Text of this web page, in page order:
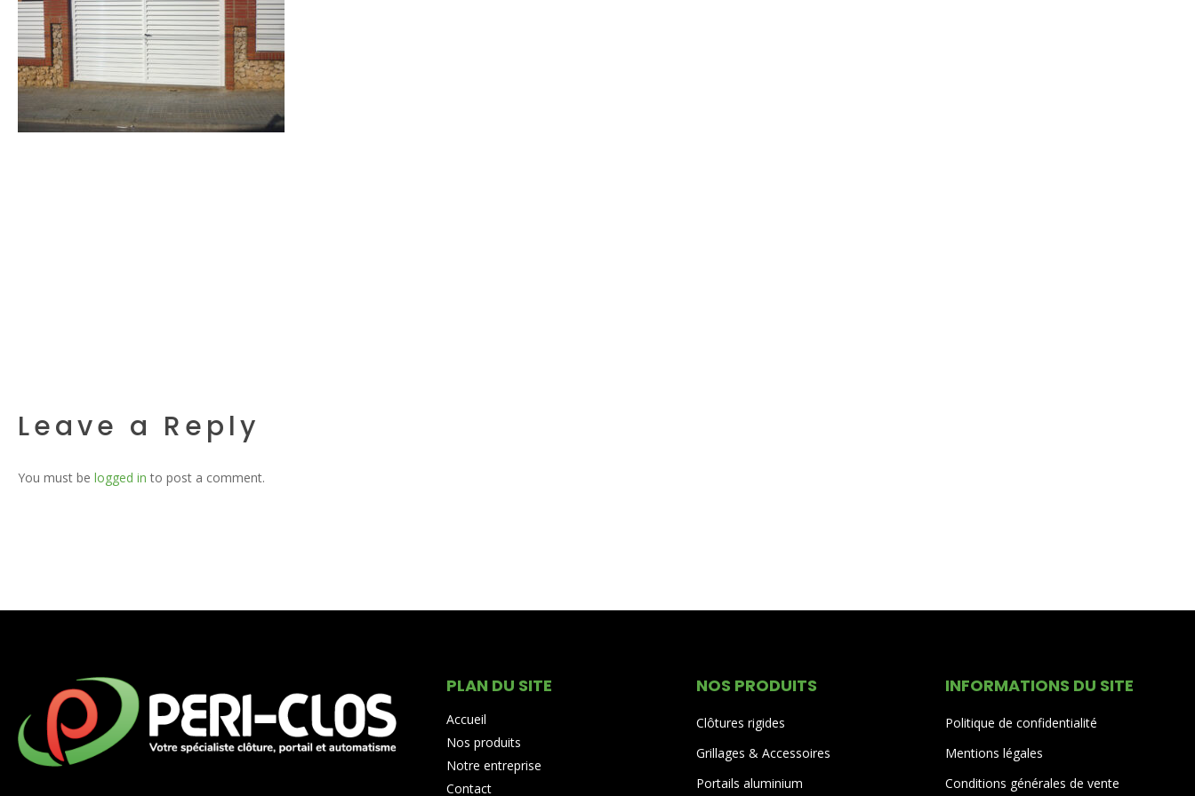
Leave a Reply
You must be logged in to post a comment.
PLAN DU SITE
Accueil
Nos produits
Notre entreprise
Contact
NOS PRODUITS
Clôtures rigides
Grillages & Accessoires
Portails aluminium
INFORMATIONS DU SITE
Politique de confidentialité
Mentions légales
Conditions générales de vente